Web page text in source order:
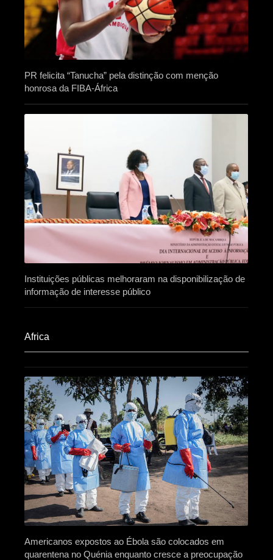
PR felicita “Tanucha” pela distinção com menção
honrosa da FIBA-África
Instituições públicas melhoraram na disponibilização de
informação de interesse público
Africa​
Americanos expostos ao Ébola são colocados em
quarentena no Quénia enquanto cresce a preocupação